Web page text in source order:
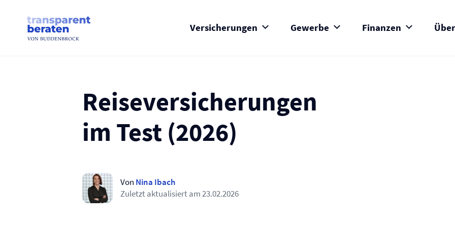
Versicherungen Gewerbe Finanzen
content
Reise­versicherungen
im Test (2026)
Von Nina Ibach
Zuletzt aktualisiert am23.02.2026